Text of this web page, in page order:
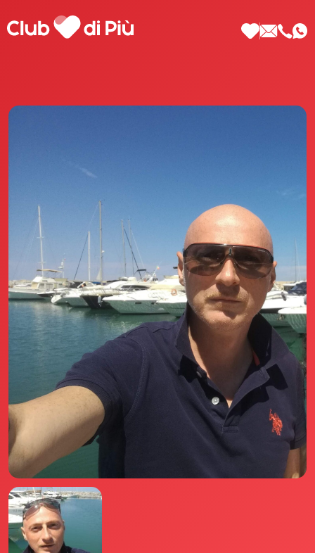
Le testimonianze Club di Più
La fondatrice Valeria Pilla
Annunci Donne
Agenzia matrimoniale Club di Più
Love Notebook
Il libro Donna di Cuori
Quanto costa Club di Più
Love Academy
Domande Frequenti
Impegno Sociale
Le nostre sedi
Facebook
YouTube
Instagram
TikTok